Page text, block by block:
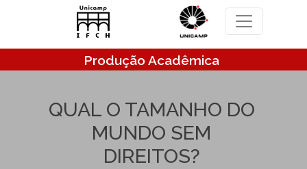
Pular para o conteúdo principal
Produção Acadêmica
QUAL O TAMANHO DO
MUNDO SEM
DIREITOS?